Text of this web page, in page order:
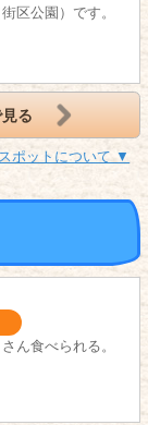
区公園）です。
る
ポットについて ▼
ん食べられる。